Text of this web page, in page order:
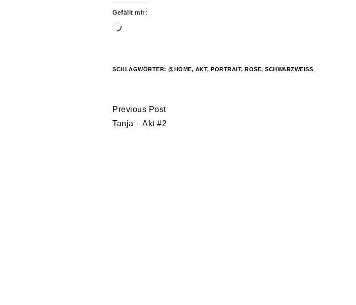
Gefällt mir:
Wird
SCHLAGWÖRTER: @HOME, AKT, PORTRAIT, ROSE, SCHWARZWEISS
Continue
Reading
Previous Post
Tanja – Akt #2